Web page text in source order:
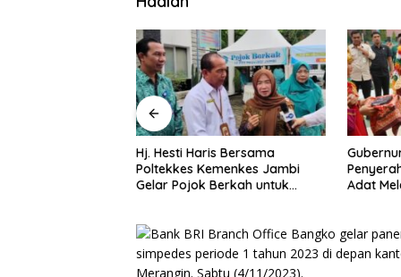
Gubernur Al Haris Apresiasi
Penyerahan Murid Baru Secara
Adat Melayu Jambi di SMA